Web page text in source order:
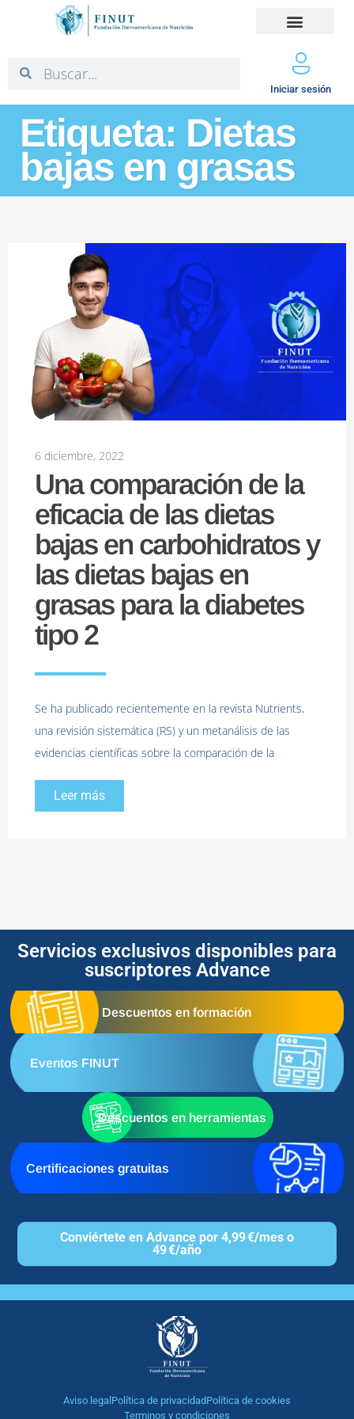
Iniciar sesión
Etiqueta: Dietas
bajas en grasas
6 diciembre, 2022
Una comparación de la
eficacia de las dietas
bajas en carbohidratos y
las dietas bajas en
grasas para la diabetes
tipo 2
Se ha publicado recientemente en la revista Nutrients,
una revisión sistemática (RS) y un metanálisis de las
evidencias científicas sobre la comparación de la
Leer más
Servicios exclusivos disponibles para
suscriptores Advance
Descuentos en formación
Eventos FINUT
Descuentos en herramientas
Certificaciones gratuitas
Conviértete en Advance por 4,99 €/mes o
49 €/año
Aviso legalPolítica de privacidadPolítica de cookies
Terminos y condiciones